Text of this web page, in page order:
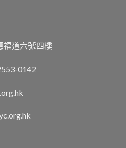
福道六號四樓
0142